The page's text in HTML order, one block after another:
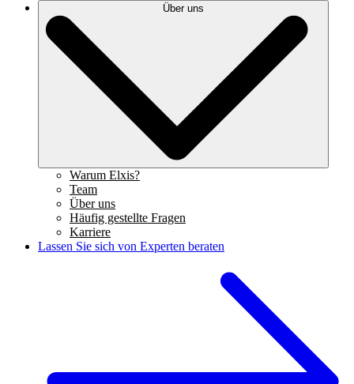
Über uns
Warum Elxis?
Team
Über uns
Häufig gestellte Fragen
Karriere
Lassen Sie sich von Experten beraten